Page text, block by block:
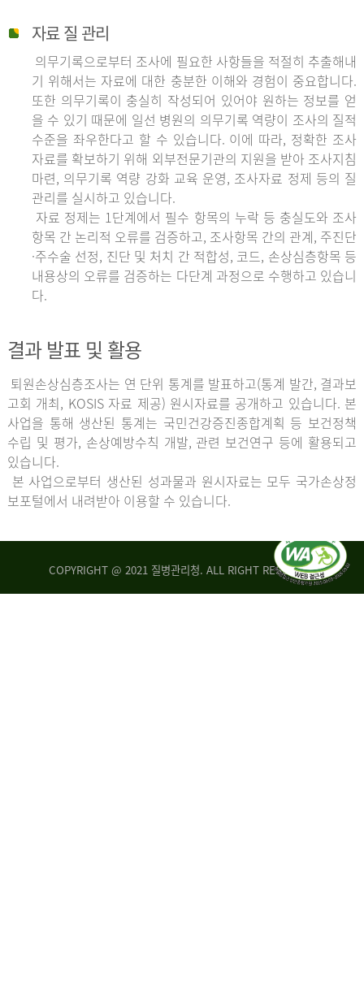
자료 질 관리
의무기록으로부터 조사에 필요한 사항들을 적절히 추출해내
기 위해서는 자료에 대한 충분한 이해와 경험이 중요합니다.
또한 의무기록이 충실히 작성되어 있어야 원하는 정보를 얻
을 수 있기 때문에 일선 병원의 의무기록 역량이 조사의 질적
수준을 좌우한다고 할 수 있습니다. 이에 따라, 정확한 조사
자료를 확보하기 위해 외부전문기관의 지원을 받아 조사지침
마련, 의무기록 역량 강화 교육 운영, 조사자료 정제 등의 질
관리를 실시하고 있습니다.
자료 정제는 1단계에서 필수 항목의 누락 등 충실도와 조사
항목 간 논리적 오류를 검증하고, 조사항목 간의 관계, 주진단
·주수술 선정, 진단 및 처치 간 적합성, 코드, 손상심층항목 등
내용상의 오류를 검증하는 다단계 과정으로 수행하고 있습니
다.
결과 발표 및 활용
퇴원손상심층조사는 연 단위 통계를 발표하고(통계 발간, 결과보
고회 개최, KOSIS 자료 제공) 원시자료를 공개하고 있습니다. 본
사업을 통해 생산된 통계는 국민건강증진종합계획 등 보건정책
수립 및 평가, 손상예방수칙 개발, 관련 보건연구 등에 활용되고
있습니다.
본 사업으로부터 생산된 성과물과 원시자료는 모두 국가손상정
보포털에서 내려받아 이용할 수 있습니다.
COPYRIGHT @ 2021 질병관리청. ALL RIGHT RESERVED